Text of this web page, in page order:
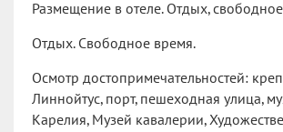
Размещение в отеле. Отдых,
Отдых. Свободное время.
Осмотр достопримечательностей:
Линнойтус, порт, пешеходная улица,
Карелия, Музей кавалерии,